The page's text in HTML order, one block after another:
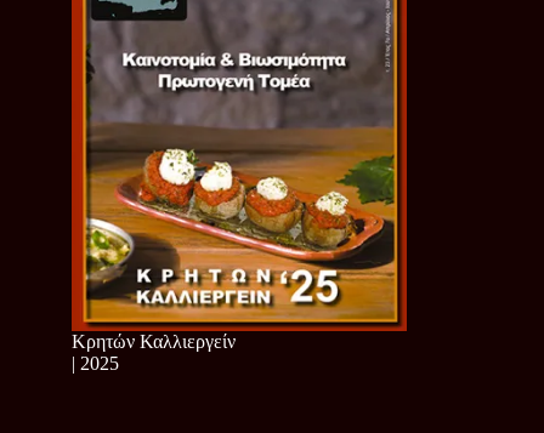
Κρητών Καλλιεργείν
| 2025